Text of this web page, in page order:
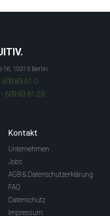
16, 10315 Berlin
609 83 61-0
609 83 61-23
Kontakt
Unternehmen
Jobs
AGB & Datenschutzerklärung
FAQ
Datenschutz
Impressum